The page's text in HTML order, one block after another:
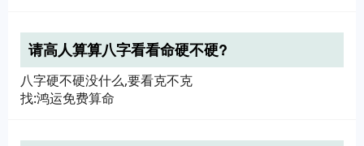
请高人算算八字看看命硬不硬?
八字硬不硬没什么,要看克不克
找:鸿运免费算命